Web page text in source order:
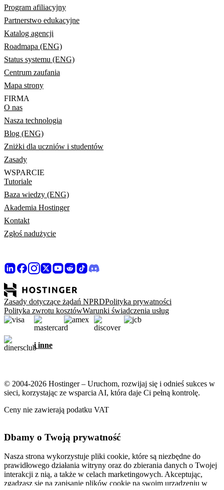
Program afiliacyjny
Partnerstwo edukacyjne
Katalog agencji
Roadmapa (ENG)
Status systemu (ENG)
Centrum zaufania
Mapa strony
FIRMA
O nas
Nasza technologia
Blog (ENG)
Zniżki dla uczniów i studentów
Zasady
WSPARCIE
Tutoriale
Baza wiedzy (ENG)
Akademia Hostinger
Kontakt
Zgłoś nadużycie
Zasady dotyczące żądań NPRDPolityka prywatności
Polityka zwrotu kosztówWarunki świadczenia usług
i inne
© 2004-2026 Hostinger – Uruchom, rozwijaj się i odnieś sukces w
sieci, korzystając ze wsparcia AI, która daje Ci pełną kontrolę.
Ceny nie zawierają podatku VAT
Dbamy o Twoją prywatność
Nasza strona wykorzystuje pliki cookie, które są niezbędne do
prawidłowego działania witryny oraz do zbierania danych o Twojej
interakcji z nią, a także w celach marketingowych. Akceptując,
zgadzasz się na zapisanie plików cookie na swoim urządzeniu w